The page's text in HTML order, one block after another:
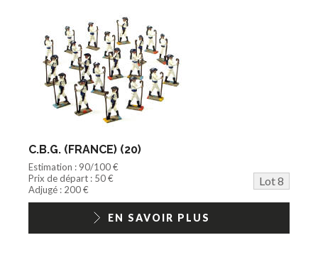
C.B.G. (FRANCE) (20)
Estimation : 90/100 €
Prix de départ : 50 €
Lot 8
Adjugé : 200 €
EN SAVOIR PLUS